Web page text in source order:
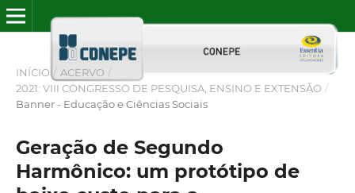
INÍCIO / ACERVO /
2021: VIII CONGRESSO DE PESQUISA, ENSINO E EXTENSÃO /
Banner - Educação e Ciências Sociais
Geração de Segundo
Harmônico: um protótipo de